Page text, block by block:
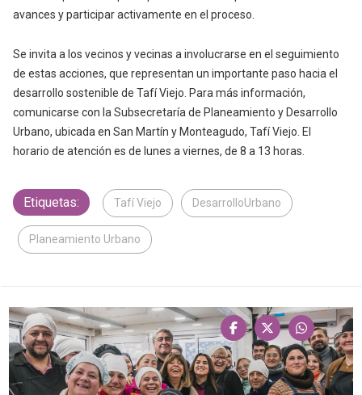
avances y participar activamente en el proceso.
Se invita a los vecinos y vecinas a involucrarse en el seguimiento
de estas acciones, que representan un importante paso hacia el
desarrollo sostenible de Tafí Viejo. Para más información,
comunicarse con la Subsecretaría de Planeamiento y Desarrollo
Urbano, ubicada en San Martín y Monteagudo, Tafí Viejo. El
horario de atención es de lunes a viernes, de 8 a 13 horas.
Etiquetas: Tafí Viejo DesarrolloUrbano
Planeamiento Urbano